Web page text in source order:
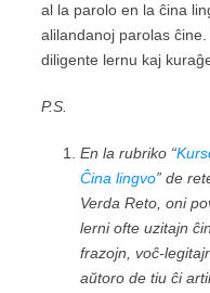
al la parolo en la ĉina
alilandanoj parolas
diligente lernu kaj
P.S.
En la rubriko “
Ĉina lingvo” de
Verda Reto, oni
lerni ofte uzitajn
frazojn, voĉ-
aŭtoro de tiu ĉi